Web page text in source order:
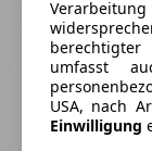
umfasst
USA, nach
Einwilligung